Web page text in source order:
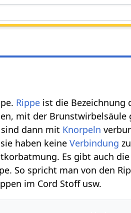
Rippe ist die Bezeichnung
mit der
dann mit Knorpeln
haben keineVerbindung
Es gibt auch die
So spricht man von den
im Cord Stoff usw.